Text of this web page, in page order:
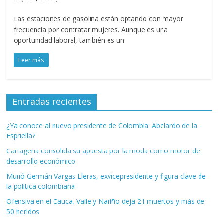
Las estaciones de gasolina están optando con mayor
frecuencia por contratar mujeres. Aunque es una
oportunidad laboral, también es un
Leer más
Entradas recientes
¿Ya conoce al nuevo presidente de Colombia: Abelardo de la
Espriella?
Cartagena consolida su apuesta por la moda como motor de
desarrollo económico
Murió Germán Vargas Lleras, exvicepresidente y figura clave de
la política colombiana
Ofensiva en el Cauca, Valle y Nariño deja 21 muertos y más de
50 heridos